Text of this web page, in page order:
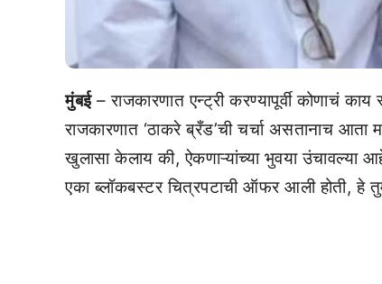
मुंबई– राजकारणात एन्ट्री करण्यापूर्वी कोणाचं
राजकारणात ‘ठाकरे ब्रँड’ची चर्चा असतानाच
खुलासा केलाय की, ऐकणाऱ्यांच्या भुवया
एका ब्लॉकबस्टर चित्रपटाची ऑफर आली होती, हे